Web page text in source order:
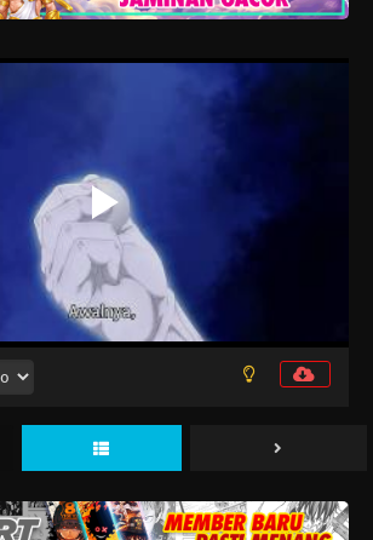
Fumetsu no Anata e Season 3 Episode 14
Fumetsu no Anata e Season 3 Episode 12
Eps 12 - Desember 20, 2025
Fumetsu no Anata e Season 3 Episode 11
Eps 11 - Desember 13, 2025
Eps 9 - November 29, 2025